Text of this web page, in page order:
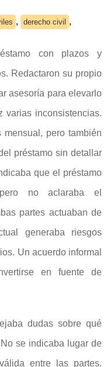
, derecho civil ,
con plazos y
Redactaron su propio
asesoría para elevarlo
varias inconsistencias.
pero también
préstamo sin detallar
que el préstamo
no aclaraba el
partes actuaban de
generaba riesgos
Un acuerdo informal
en fuente de
dudas sobre qué
se indicaba lugar de
entre las partes.